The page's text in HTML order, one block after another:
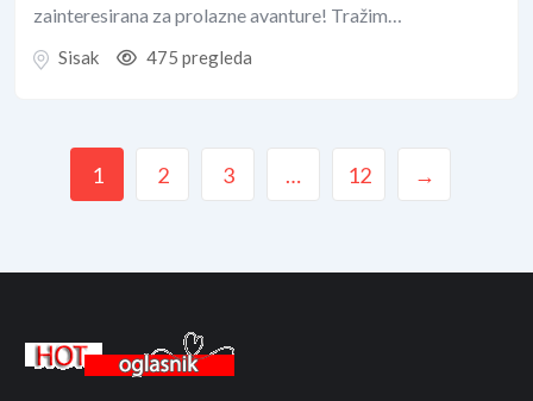
zainteresirana za prolazne avanture! Tražim…
Sisak 475 pregleda
1 2 3 … 12 →